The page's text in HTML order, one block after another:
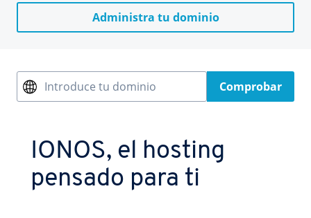
Administra tu dominio
Introduce tu dominio Comprobar
IONOS, el hosting
pensado para ti